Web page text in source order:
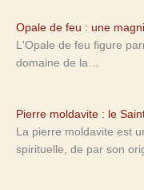
Opale de feu : une
L'Opale de feu figure
domaine de la…
Pierre moldavite : le
La pierre moldavite est
spirituelle, de par son